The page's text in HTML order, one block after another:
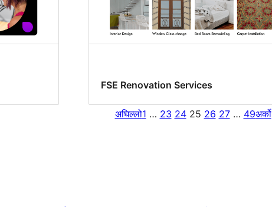
FSE Renovation Services
अघिल्लो1 … 23 24 25 26 27 … 49अर्को